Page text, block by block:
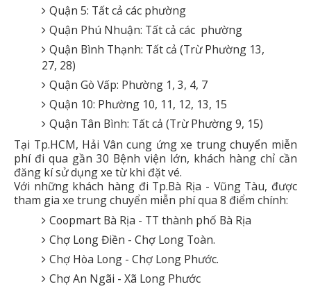
Quận 5: Tất cả các phường
Quận Phú Nhuận: Tất cả các phường
Quận Bình Thạnh: Tất cả (Trừ Phường 13,
27, 28)
Quận Gò Vấp: Phường 1, 3, 4, 7
Quận 10: Phường 10, 11, 12, 13, 15
Quận Tân Bình: Tất cả (Trừ Phường 9, 15)
Tại Tp.HCM, Hải Vân cung ứng xe trung chuyển miễn
phí đi qua gần 30 Bệnh viện lớn, khách hàng chỉ cần
đăng kí sử dụng xe từ khi đặt vé.
Với những khách hàng đi Tp.Bà Rịa - Vũng Tàu, được
tham gia xe trung chuyển miễn phí qua 8 điểm chính:
Coopmart Bà Rịa - TT thành phố Bà Rịa
Chợ Long Điền - Chợ Long Toàn.
Chợ Hòa Long - Chợ Long Phước.
Chợ An Ngãi - Xã Long Phước